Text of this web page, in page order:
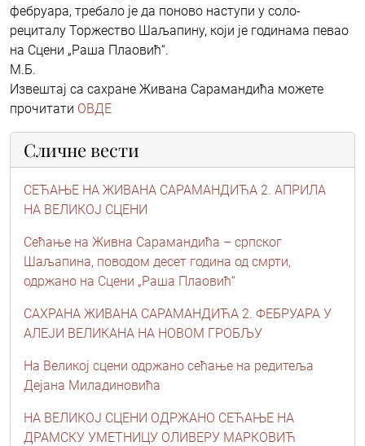
фебруара, требало је да поново наступи у соло-
рециталу Торжество Шаљапину, који је годинама певао
на Сцени „Раша Плаовић“.
М.Б.
Извештај са сахране Живана Сарамандића можете
прочитати ОВДЕ
Сличне вести
СЕЋАЊЕ НА ЖИВАНА САРАМАНДИЋА 2. АПРИЛА
НА ВЕЛИКОЈ СЦЕНИ
Сећање на Живна Сарамандића – српског
Шаљапина, поводом десет година од смрти,
одржано на Сцени „Раша Плаовић“
САХРАНА ЖИВАНА САРАМАНДИЋА 2. ФЕБРУАРА У
АЛЕЈИ ВЕЛИКАНА НА НОВОМ ГРОБЉУ
На Великој сцени одржано сећање на редитеља
Дејана Миладиновића
НА ВЕЛИКОЈ СЦЕНИ ОДРЖАНО СЕЋАЊЕ НА
ДРАМСКУ УМЕТНИЦУ ОЛИВЕРУ МАРКОВИЋ